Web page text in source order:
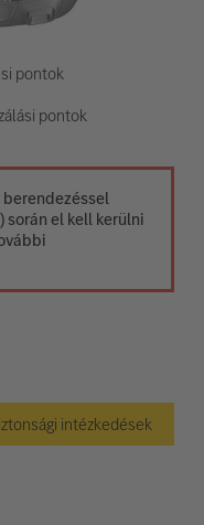
pontok
pontok
berendezéssel
el kell kerülni
intézkedések